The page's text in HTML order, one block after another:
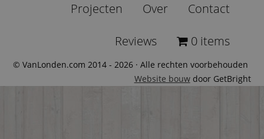
Projecten Over Contact
Reviews 0 items
© VanLonden.com 2014 - 2026 · Alle rechten voorbehouden
Website bouwdoor GetBright